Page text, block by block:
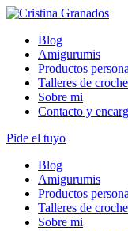
Skip
contentBlog
Amigurumis
Productos
Talleres de
Sobre mi
Contacto y
Pide el tuyo
Blog
Amigurumis
Productos
Talleres de
Sobre mi